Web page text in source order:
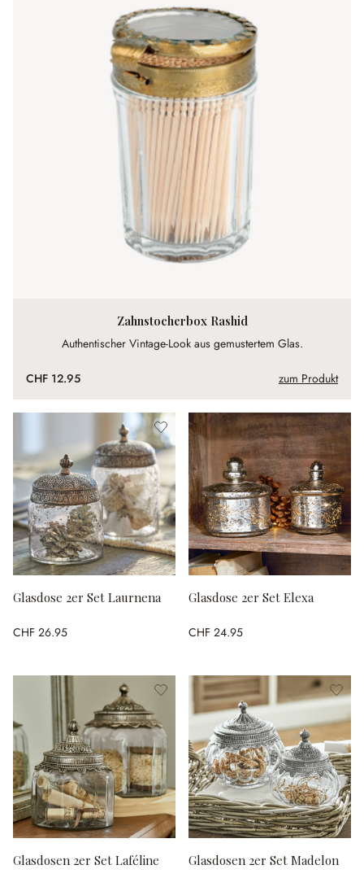
Zahnstocherbox Rashid
Authentischer Vintage-Look aus gemustertem Glas.
CHF 12.95 zum Produkt
Glasdose 2er Set Laurnena
CHF 26.95
Glasdose 2er Set Elexa
CHF 24.95
Glasdosen 2er Set Laféline Glasdosen 2er Set Madelon